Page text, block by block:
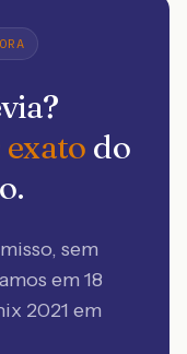
do
sem
em 18
2021 em